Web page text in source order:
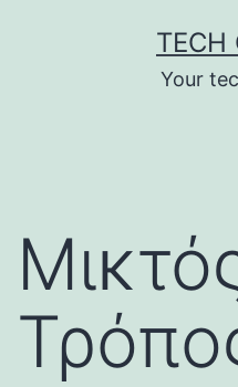
TECH
Your